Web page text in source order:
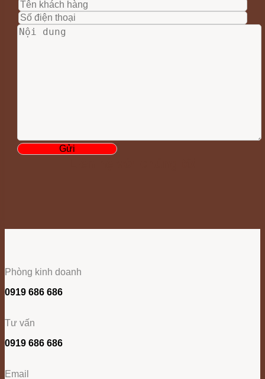
Phòng kinh doanh
0919 686 686
Tư vấn
0919 686 686
Email